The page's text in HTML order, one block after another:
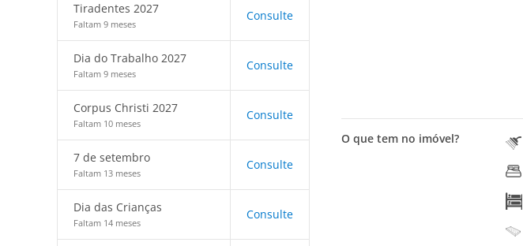
Tiradentes 2027
Faltam 9 meses
Consulte
Dia do Trabalho 2027
Faltam 9 meses
Consulte
Corpus Christi 2027
Faltam 10 meses
Consulte
7 de setembro
Faltam 13 meses
Consulte
Dia das Crianças
Faltam 14 meses
Consulte
O que tem no imóvel?